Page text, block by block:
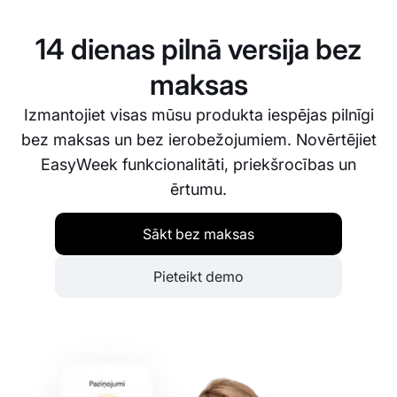
14 dienas pilnā versija bez
maksas
Izmantojiet visas mūsu produkta iespējas pilnīgi
bez maksas un bez ierobežojumiem. Novērtējiet
EasyWeek funkcionalitāti, priekšrocības un
ērtumu.
Sākt bez maksas
Pieteikt demo